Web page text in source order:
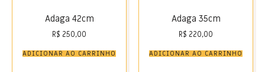
Adaga 42cm
R$ 250,00
ADICIONAR AO CARRINHO
Adaga 35cm
R$ 220,00
ADICIONAR AO CARRINHO